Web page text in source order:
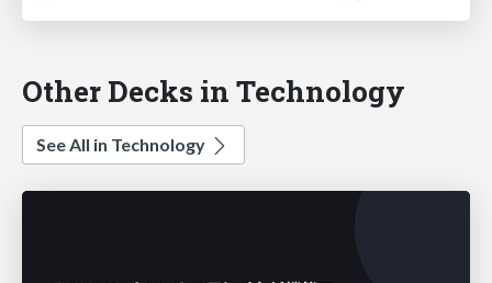
Other Decks in Technology
See All in Technology